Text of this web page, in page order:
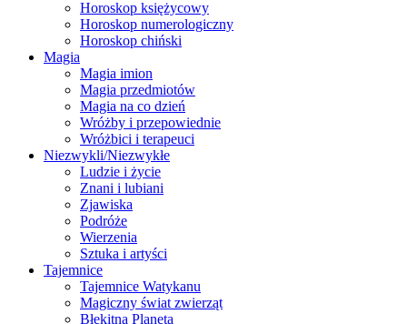
Horoskop księżycowy
Horoskop numerologiczny
Horoskop chiński
Magia
Magia imion
Magia przedmiotów
Magia na co dzień
Wróżby i przepowiednie
Wróżbici i terapeuci
Niezwykli/Niezwykłe
Ludzie i życie
Znani i lubiani
Zjawiska
Podróże
Wierzenia
Sztuka i artyści
Tajemnice
Tajemnice Watykanu
Magiczny świat zwierząt
Błękitna Planeta